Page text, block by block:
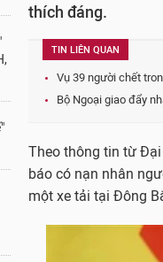
thích đáng.
TIN LIÊN QUAN
Vụ 39 người chết
Bộ Ngoại giao đẩy
Theo thông tin từ
báo có nạn nhân
một xe tải tại Đông